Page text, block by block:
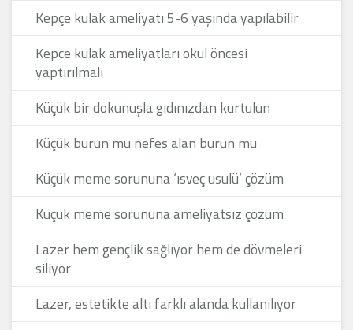
Kepçe kulak ameliyatı 5-6 yaşında yapılabilir
Kepce kulak ameliyatları okul öncesi
yaptırılmalı
Küçük bir dokunuşla gıdınızdan kurtulun
Küçük burun mu nefes alan burun mu
Küçük meme sorununa ‘ısveç usulü’ çözüm
Küçük meme sorununa ameliyatsız çözüm
Lazer hem gençlik sağlıyor hem de dövmeleri
siliyor
Lazer, estetikte altı farklı alanda kullanılıyor